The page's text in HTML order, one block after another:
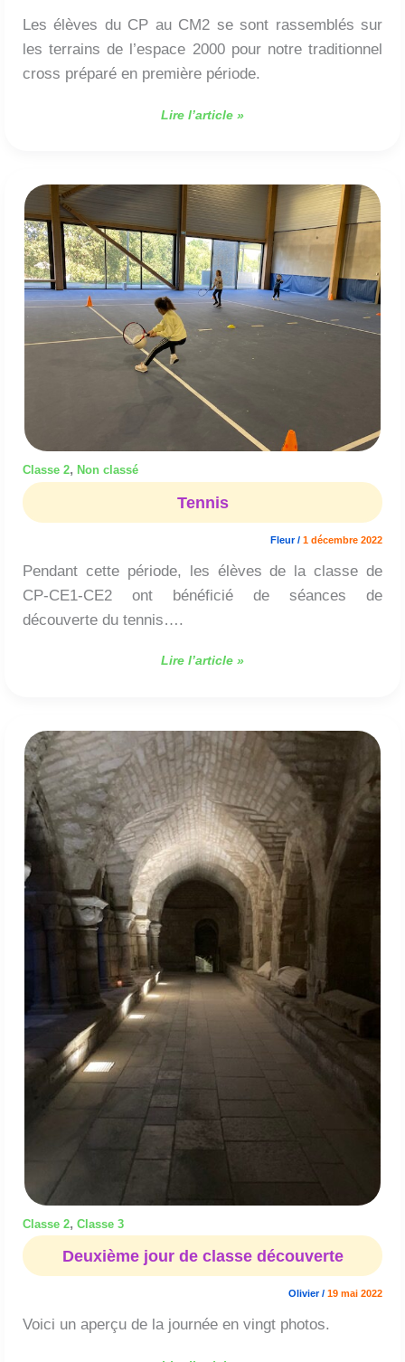
Les élèves du CP au CM2 se sont rassemblés sur
les terrains de l’espace 2000 pour notre traditionnel
cross préparé en première période.
Lire l’article »
Classe 2, Non classé
Tennis
Fleur/ 1 décembre 2022
Pendant cette période, les élèves de la classe de
CP-CE1-CE2 ont bénéficié de séances de
découverte du tennis….
Tennis
Lire l’article »
Classe 2, Classe 3
Deuxième jour de classe découverte
Olivier/ 19 mai 2022
Voici un aperçu de la journée en vingt photos.
Deuxième
jour
de
classe
découverte